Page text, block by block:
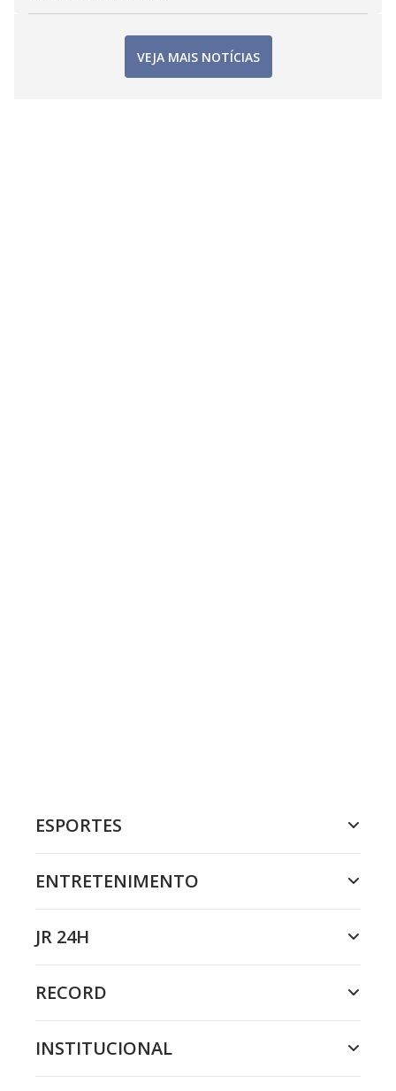
VEJA MAIS NOTÍCIAS
ESPORTES
ENTRETENIMENTO
JR 24H
RECORD
INSTITUCIONAL